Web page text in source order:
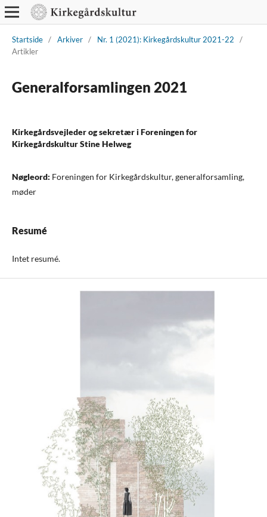
Startside / Arkiver / Nr. 1 (2021): Kirkegårdskultur 2021-22
/
Artikler
Generalforsamlingen 2021
Kirkegårdsvejleder og sekretær i Foreningen for
Kirkegårdskultur Stine Helweg
Nøgleord: Foreningen for Kirkegårdskultur, generalforsamling,
møder
Resumé
Intet resumé.